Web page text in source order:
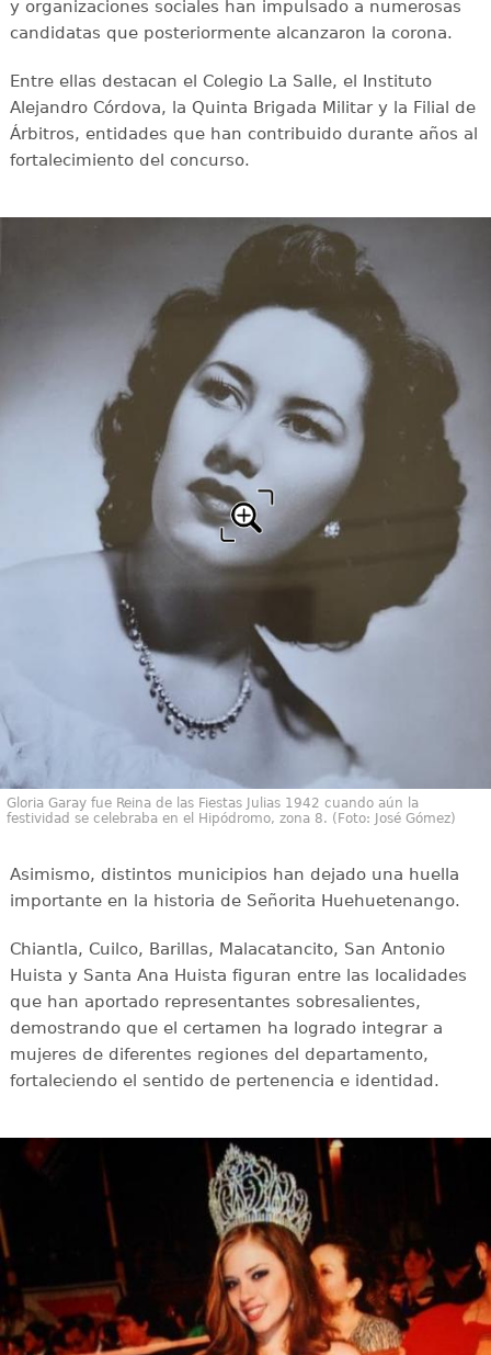
y organizaciones sociales han impulsado a numerosas
candidatas que posteriormente alcanzaron la corona.
Entre ellas destacan el Colegio La Salle, el Instituto
Alejandro Córdova, la Quinta Brigada Militar y la Filial de
Árbitros, entidades que han contribuido durante años al
fortalecimiento del concurso.
Gloria Garay fue Reina de las Fiestas Julias 1942 cuando aún la
festividad se celebraba en el Hipódromo, zona 8. (Foto: José Gómez)
Asimismo, distintos municipios han dejado una huella
importante en la historia de Señorita Huehuetenango.
Chiantla, Cuilco, Barillas, Malacatancito, San Antonio
Huista y Santa Ana Huista figuran entre las localidades
que han aportado representantes sobresalientes,
demostrando que el certamen ha logrado integrar a
mujeres de diferentes regiones del departamento,
fortaleciendo el sentido de pertenencia e identidad.